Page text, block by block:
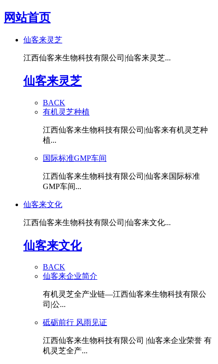
网站首页
仙客来灵芝
江西仙客来生物科技有限公司|仙客来灵芝...
仙客来灵芝
BACK
有机灵芝种植
江西仙客来生物科技有限公司|仙客来有机灵芝种
植...
国际标准GMP车间
江西仙客来生物科技有限公司|仙客来国际标准
GMP车间...
仙客来文化
江西仙客来生物科技有限公司|仙客来文化...
仙客来文化
BACK
仙客来企业简介
有机灵芝全产业链—江西仙客来生物科技有限公
司|公...
砥砺前行 风雨见证
江西仙客来生物科技有限公司 |仙客来企业荣誉 有
机灵芝全产...